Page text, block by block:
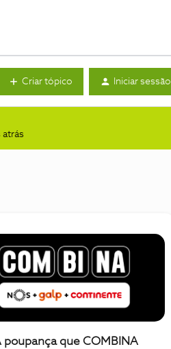
Criar tópico Iniciar sessão
atrás
poupança que COMBINA